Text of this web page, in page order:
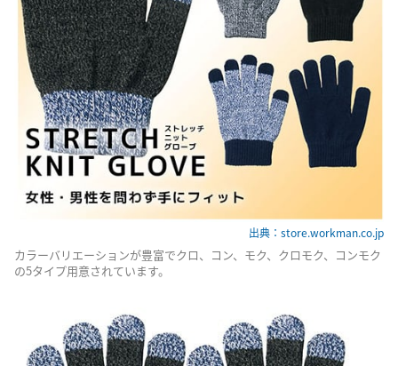
出典：store.workman.co.jp
カラーバリエーションが豊富でクロ、コン、モク、クロモク、コンモク
の5タイプ用意されています。